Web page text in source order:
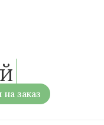
заказ